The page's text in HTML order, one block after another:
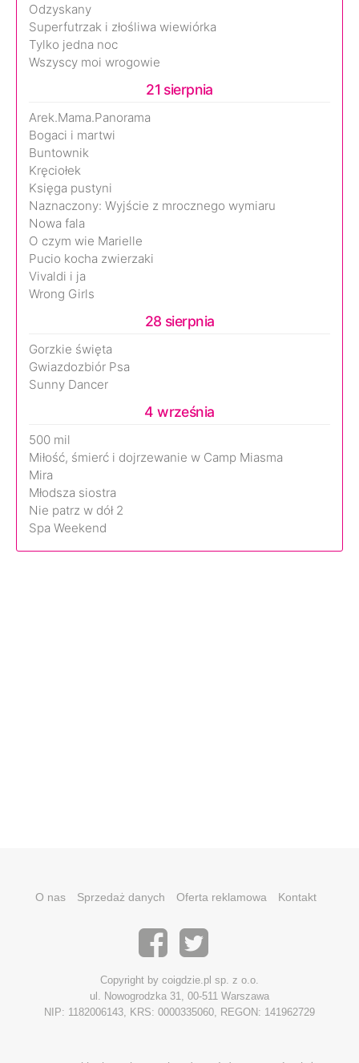
Odzyskany
Superfutrzak i złośliwa wiewiórka
Tylko jedna noc
Wszyscy moi wrogowie
21 sierpnia
Arek.Mama.Panorama
Bogaci i martwi
Buntownik
Kręciołek
Księga pustyni
Naznaczony: Wyjście z mrocznego wymiaru
Nowa fala
O czym wie Marielle
Pucio kocha zwierzaki
Vivaldi i ja
Wrong Girls
28 sierpnia
Gorzkie święta
Gwiazdozbiór Psa
Sunny Dancer
4 września
500 mil
Miłość, śmierć i dojrzewanie w Camp Miasma
Mira
Młodsza siostra
Nie patrz w dół 2
Spa Weekend
O nas Sprzedaż danych Oferta reklamowa Kontakt
Copyright by coigdzie.pl sp. z o.o.
ul. Nowogrodzka 31, 00-511 Warszawa
NIP: 1182006143, KRS: 0000335060, REGON: 141962729